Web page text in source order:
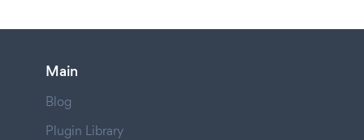
Main
Blog
Plugin Library